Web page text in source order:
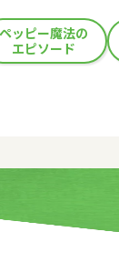
ペッピー魔法の
エピソード